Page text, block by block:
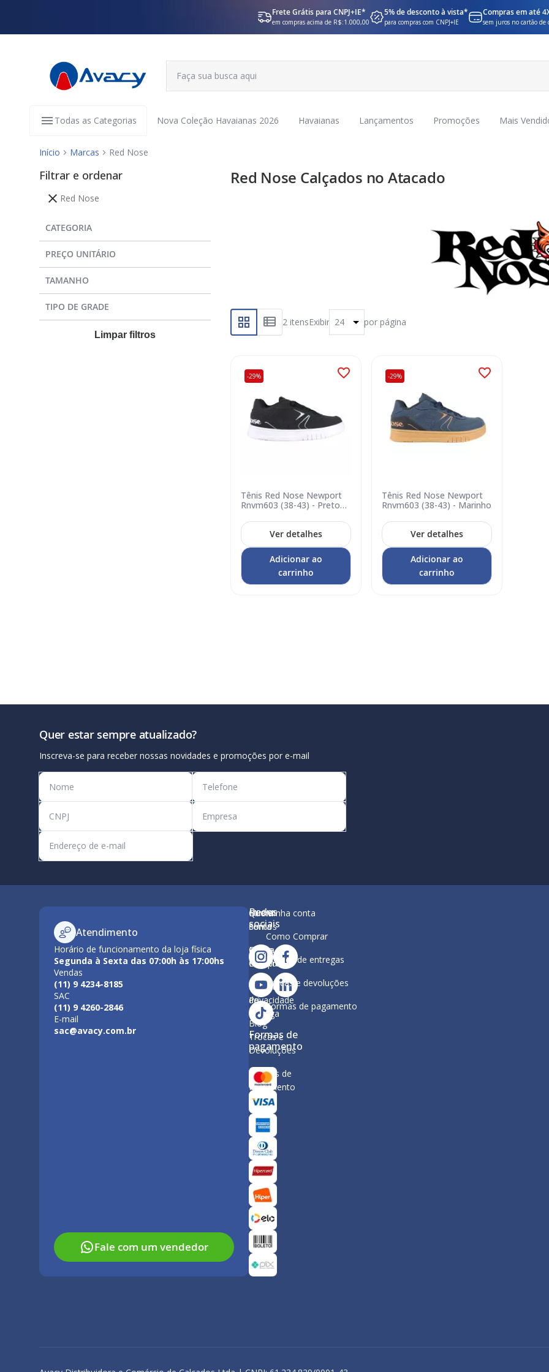
Frete Grátis para CNPJ+IE*
em compras acima de R$:1.000,00
5% de desconto à vista*
para compras com CNPJ+IE
Compras em até
sem juros no cartão de
Todas as Categorias Nova Coleção Havaianas 2026 Havaianas Lançamentos Promoções Mais
Início Marcas Red Nose
Red Nose Calçados no Atacado
2 itensExibir por página
-29%
Tênis Red Nose Newport
Rnvm603 (38-43) - Preto
Ver detalhes
Adicionar ao
carrinho
-29%
Tênis Red Nose Newport
Rnvm603 (38-43) - Marinho
Ver detalhes
Adicionar ao
carrinho
Filtrar e ordenar
Red Nose
CATEGORIA
PREÇO UNITÁRIO
TAMANHO
TIPO DE GRADE
Limpar filtros
Quer estar sempre atualizado?
Inscreva-se para receber nossas novidades e promoções por e-mail
Atendimento
Horário de funcionamento da loja física
Segunda à Sexta das 07:00h às 17:00hs
Vendas
(11) 9 4234-8185
SAC
(11) 9 4260-2846
E-mail
sac@avacy.com.br
Fale com um vendedor
Minha
conta
Como
Comprar
Política
de
Entrega
Trocas e
Devoluções
Formas de
Pagamento
Quem
Somos
Nossa
Estrutura
Política de
Privacidade
Blog
Redes
sociais
Formas de
pagamento
Minha conta
Como Comprar
Política de entregas
Trocas e devoluções
Formas de pagamento